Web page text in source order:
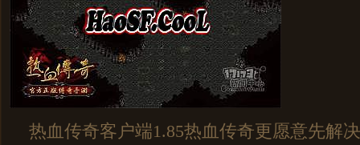
热血传奇客户端1.85热血传奇更愿意先解